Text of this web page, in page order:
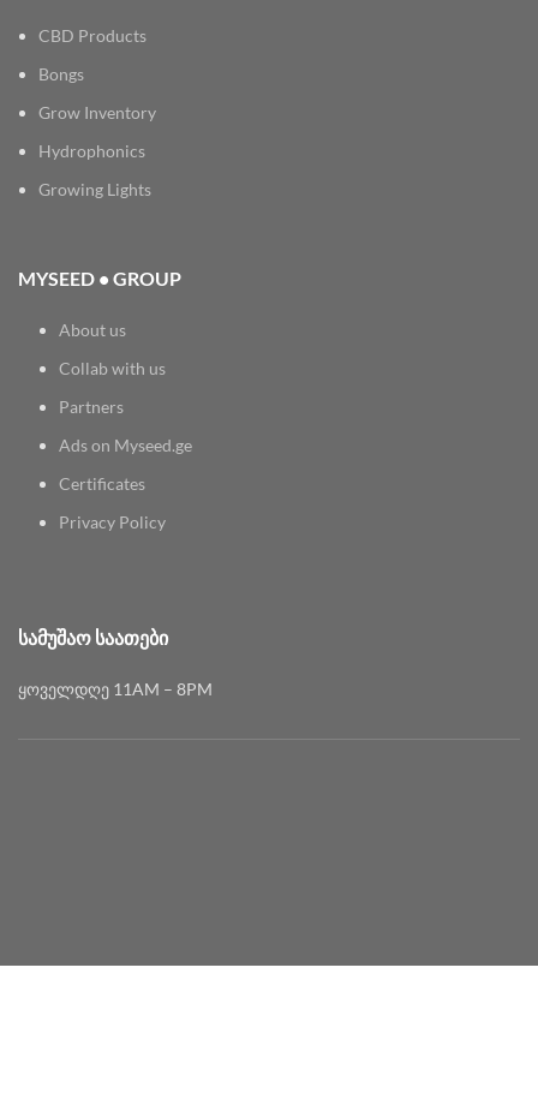
CBD Products
Bongs
Grow Inventory
Hydrophonics
Growing Lights
MYSEED • GROUP
About us
Collab with us
Partners
Ads on Myseed.ge
Certificates
Privacy Policy
ᲡᲐᲛᲣᲨᲐᲝ ᲡᲐᲐᲗᲔᲑᲘ
ყოველდღე 11AM – 8PM